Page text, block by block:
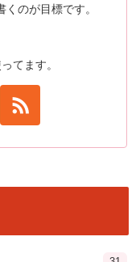
のが目標です。
てます。